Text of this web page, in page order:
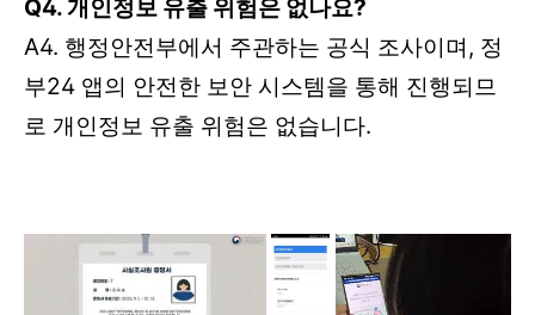
Q4. 개인정보 유출 위험은 없나요?
A4. 행정안전부에서 주관하는 공식 조사이며, 정
부24 앱의 안전한 보안 시스템을 통해 진행되므
로 개인정보 유출 위험은 없습니다.